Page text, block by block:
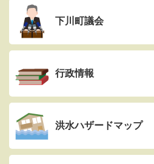
下川町議会
行政情報
洪水ハザードマップ